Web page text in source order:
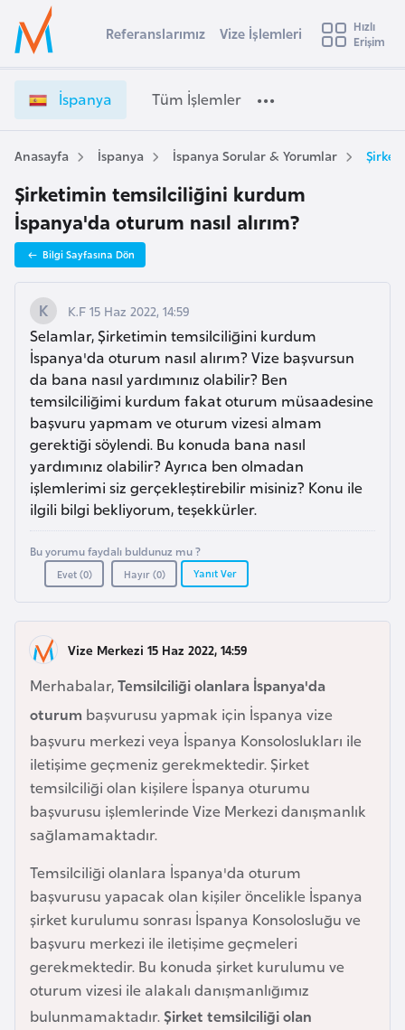
Ülke Seçimi
Başvuru yapmak istediğiniz ülkeyi seçin
Üye
Girişi
s
a
n
V
i
z
e
İ
ş
e
m
l
e
r
e
t
Referanslarımız Vize İşlemleri
Hızlı
Erişim
İspanya Tüm İşlemler
Anasayfa İspanya İspanya Sorular & Yorumlar
Şirketimin temsilciliğini kurdum
İspanya'da oturum nasıl alırım?
Bilgi Sayfasına Dön
K.F 15 Haz 2022, 14:59
Selamlar, Şirketimin temsilciliğini kurdum
İspanya'da oturum nasıl alırım? Vize başvursun
da bana nasıl yardımınız olabilir? Ben
temsilciliğimi kurdum fakat oturum müsaadesine
başvuru yapmam ve oturum vizesi almam
gerektiği söylendi. Bu konuda bana nasıl
yardımınız olabilir? Ayrıca ben olmadan
işlemlerimi siz gerçekleştirebilir misiniz? Konu ile
ilgili bilgi bekliyorum, teşekkürler.
Bu yorumu faydalı buldunuz mu ?
Evet (0) Hayır (0) Yanıt Ver
Vize Merkezi 15 Haz 2022, 14:59
Merhabalar,Temsilciliği olanlara İspanya'da
oturum başvurusu yapmak için İspanya vize
başvuru merkezi veya İspanya Konsoloslukları ile
iletişime geçmeniz gerekmektedir. Şirket
temsilciliği olan kişilere İspanya oturumu
başvurusu işlemlerinde Vize Merkezi danışmanlık
sağlamamaktadır.
Temsilciliği olanlara İspanya'da oturum
başvurusu yapacak olan kişiler öncelikle İspanya
şirket kurulumu sonrası İspanya Konsolosluğu ve
başvuru merkezi ile iletişime geçmeleri
gerekmektedir. Bu konuda şirket kurulumu ve
oturum vizesi ile alakalı danışmanlığımız
bulunmamaktadır.Şirket temsilciliği olan
s
t
r
a
A
v
u
s
t
u
r
y
a
A
z
e
r
b
y
a
n
B
a
h
r
e
y
n
B
a
n
g
l